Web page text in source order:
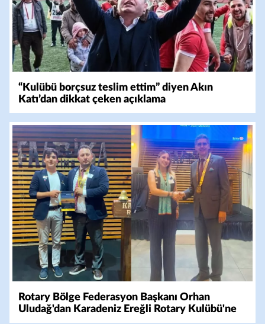
“Kulübü borçsuz teslim ettim” diyen Akın
Katı’dan dikkat çeken açıklama
Rotary Bölge Federasyon Başkanı Orhan
Uludağ'dan Karadeniz Ereğli Rotary Kulübü'ne
Ziyaret